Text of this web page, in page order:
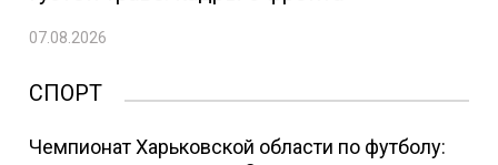
07.08.2026
СПОРТ
Чемпионат Харьковской области по футболу: